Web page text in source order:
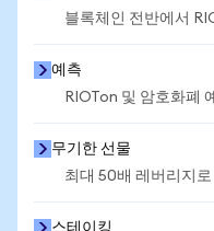
블록체인 전반에서
예측
RIOTon 및 암호화폐
무기한 선물
최대 50배 레버리지
스테이킹